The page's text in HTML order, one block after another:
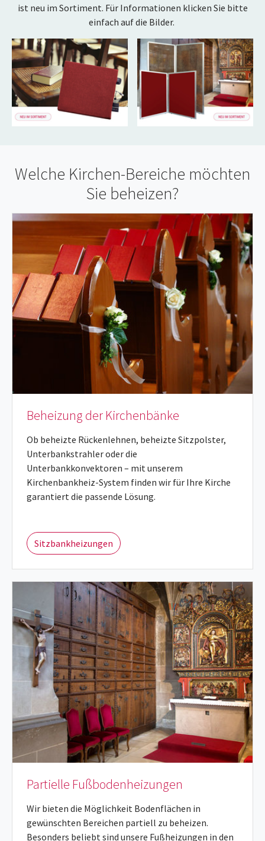
ist neu im Sortiment. Für Informationen klicken Sie bitte
einfach auf die Bilder.
Welche Kirchen-Bereiche möchten
Sie beheizen?
Beheizung der Kirchenbänke
Ob beheizte Rückenlehnen, beheizte Sitzpolster,
Unterbankstrahler oder die
Unterbankkonvektoren – mit unserem
Kirchenbankheiz-System finden wir für Ihre Kirche
garantiert die passende Lösung.
Sitzbankheizungen
Partielle Fußbodenheizungen
Wir bieten die Möglichkeit Bodenflächen in
gewünschten Bereichen partiell zu beheizen.
Besonders beliebt sind unsere Fußheizungen in den